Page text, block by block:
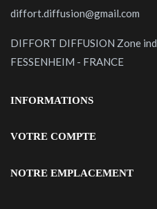
diffort.diffusion@gmail.com
DIFFORT DIFFUSION Zone
FESSENHEIM - FRANCE
INFORMATIONS
VOTRE COMPTE
NOTRE EMPLACEMENT